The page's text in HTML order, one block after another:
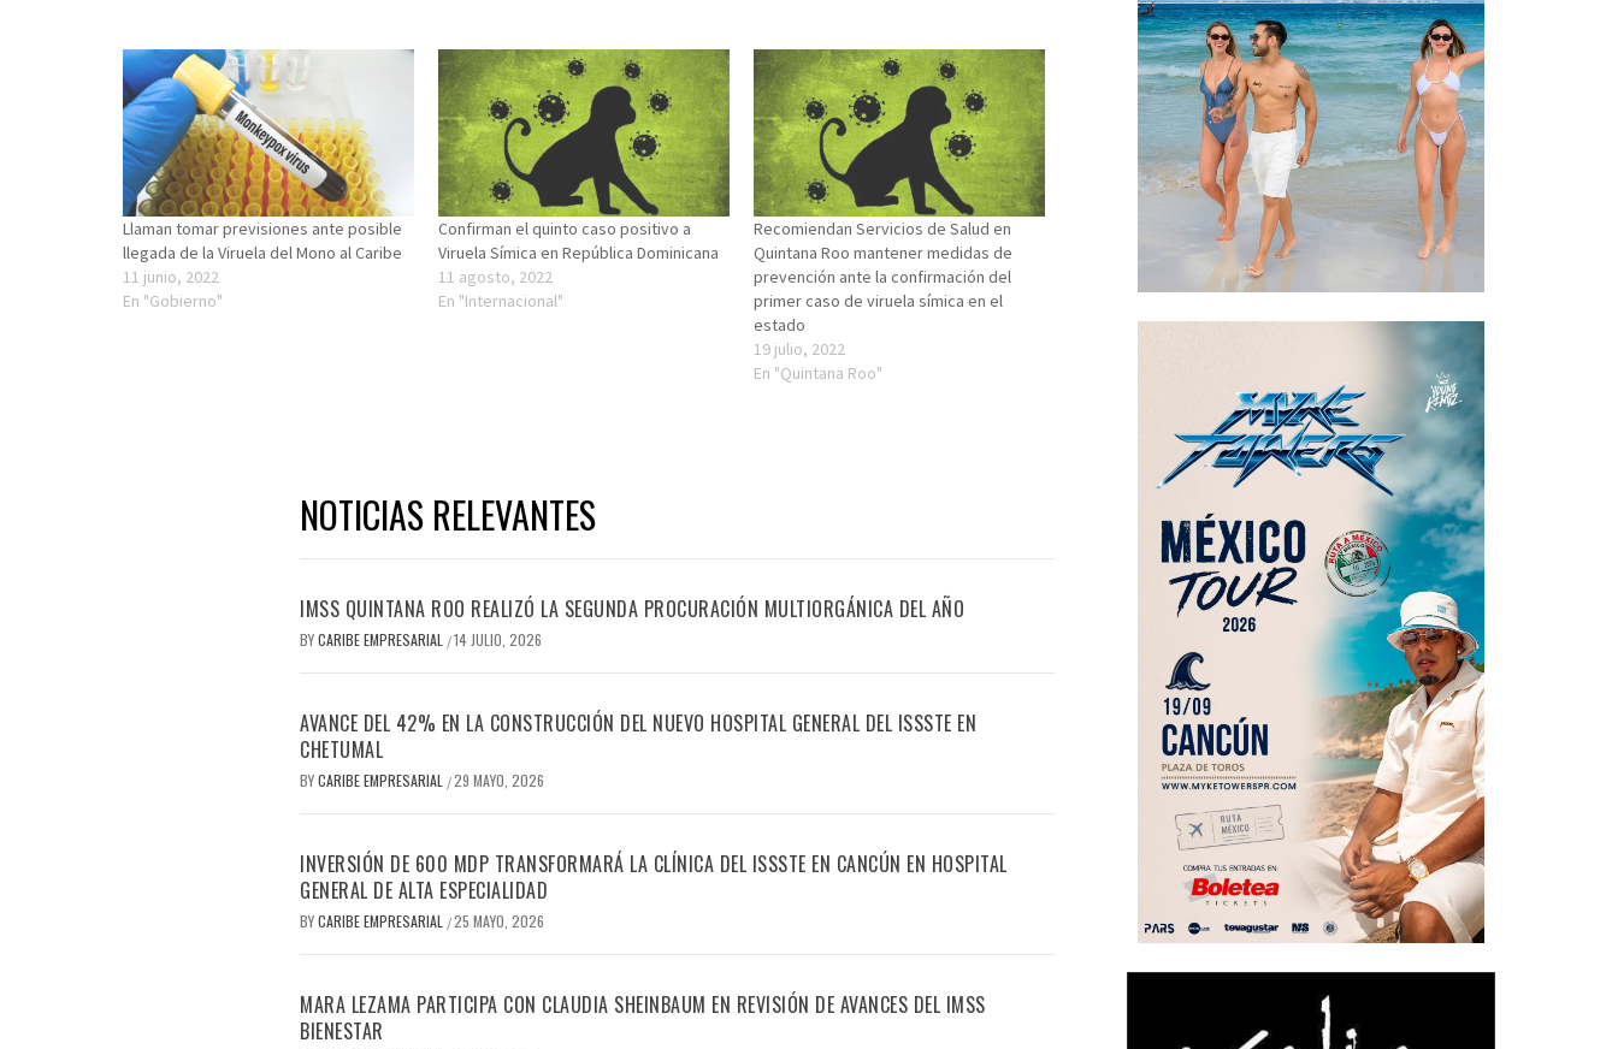
Llaman tomar previsiones ante posible
llegada de la Viruela del Mono al Caribe
11 junio, 2022
En "Gobierno"
Confirman el quinto caso positivo a
Viruela Símica en República Dominicana
11 agosto, 2022
En "Internacional"
Recomiendan Servicios de Salud en
Quintana Roo mantener medidas de
prevención ante la confirmación del
primer caso de viruela símica en el
estado
19 julio, 2022
En "Quintana Roo"
NOTICIAS RELEVANTES
IMSS QUINTANA ROO REALIZÓ LA SEGUNDA PROCURACIÓN MULTIORGÁNICA DEL AÑO
BYCARIBE EMPRESARIAL /14 JULIO, 2026
AVANCE DEL 42% EN LA CONSTRUCCIÓN DEL NUEVO HOSPITAL GENERAL DEL ISSSTE EN
CHETUMAL
BYCARIBE EMPRESARIAL /29 MAYO, 2026
INVERSIÓN DE 600 MDP TRANSFORMARÁ LA CLÍNICA DEL ISSSTE EN CANCÚN EN HOSPITAL
GENERAL DE ALTA ESPECIALIDAD
BYCARIBE EMPRESARIAL /25 MAYO, 2026
MARA LEZAMA PARTICIPA CON CLAUDIA SHEINBAUM EN REVISIÓN DE AVANCES DEL IMSS
BIENESTAR